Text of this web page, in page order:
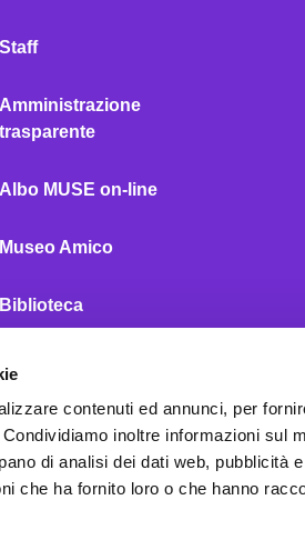
contenuti ed annunci, per
inoltre informazioni sul
di analisi dei dati web, pubblicità
che ha fornito loro o che hanno
Staff
Amministrazione
trasparente
Albo MUSE on-line
Museo Amico
Biblioteca
MUSE Shop
Contatti